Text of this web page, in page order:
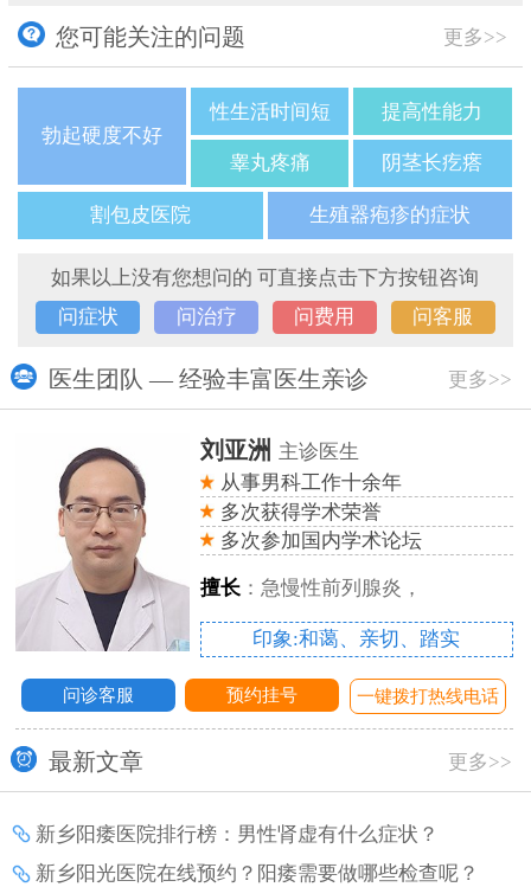
您可能关注的问题 更多>>
勃起硬度不好
性生活时间短 提高性能力
睾丸疼痛 阴茎长疙瘩
割包皮医院 生殖器疱疹的症状
如果以上没有您想问的 可直接点击下方按钮咨询
问症状
问治疗 问费用 问客服
医生团队 — 经验丰富医生亲诊 更多>>
刘亚洲 主诊医生
从事男科工作十余年
多次获得学术荣誉
多次参加国内学术论坛
擅长：急慢性前列腺炎，
印象:和蔼、亲切、踏实
问诊客服 预约挂号 一键拨打热线电话
最新文章 更多>>
新乡阳痿医院排行榜：男性肾虚有什么症状？
新乡阳光医院在线预约？阳痿需要做哪些检查呢？